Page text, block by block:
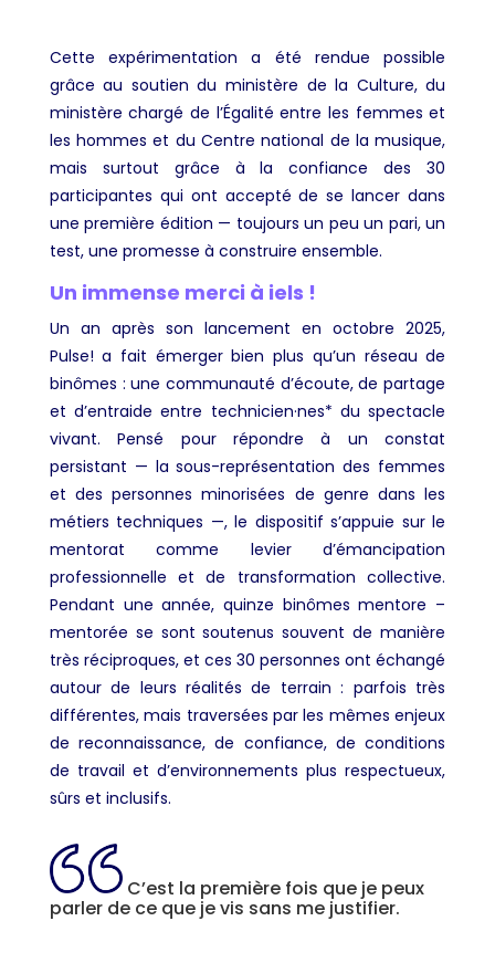
Cette expérimentation a été rendue possible
grâce au soutien du ministère de la Culture, du
ministère chargé de l’Égalité entre les femmes et
les hommes et du Centre national de la musique,
mais surtout grâce à la confiance des 30
participantes qui ont accepté de se lancer dans
une première édition — toujours un peu un pari, un
test, une promesse à construire ensemble.
Un immense merci à iels !
Un an après son lancement en octobre 2025,
Pulse! a fait émerger bien plus qu’un réseau de
binômes : une communauté d’écoute, de partage
et d’entraide entre technicien·nes* du spectacle
vivant. Pensé pour répondre à un constat
persistant — la sous-représentation des femmes
et des personnes minorisées de genre dans les
métiers techniques —, le dispositif s’appuie sur le
mentorat comme levier d’émancipation
professionnelle et de transformation collective.
Pendant une année, quinze binômes mentore –
mentorée se sont soutenus souvent de manière
très réciproques, et ces 30 personnes ont échangé
autour de leurs réalités de terrain : parfois très
différentes, mais traversées par les mêmes enjeux
de reconnaissance, de confiance, de conditions
de travail et d’environnements plus respectueux,
sûrs et inclusifs.
C’est la première fois que je peux
parler de ce que je vis sans me justifier.